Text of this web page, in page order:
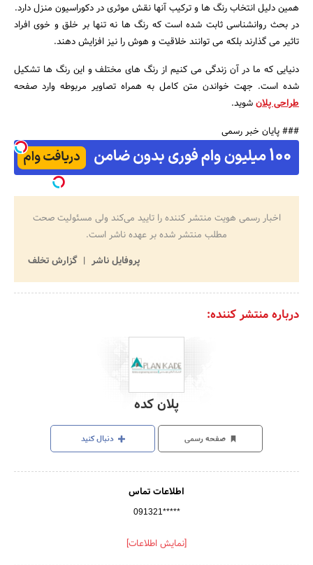
همین دلیل انتخاب رنگ ها و ترکیب آنها نقش موثری در دکوراسیون منزل دارد.
در بحث روانشناسی ثابت شده است که رنگ ها نه تنها بر خلق و خوی افراد
تاثیر می گذارند بلکه می توانند خلاقیت و هوش را نیز افزایش دهند.
دنیایی که ما در آن زندگی می کنیم از رنگ های مختلف و این رنگ ها تشکیل
شده است. جهت خواندن متن کامل به همراه تصاویر مربوطه وارد صفحه
طراحی پلانشوید.
### پایان خبر رسمی
اخبار رسمی هویت منتشر کننده را تایید می‌کند ولی مسئولیت صحت
مطلب منتشر شده بر عهده ناشر است.
پروفایل ناشر
گزارش تخلف
درباره منتشر کننده:
پلان کده
صفحه رسمی دنبال کنید
اطلاعات تماس
091321*****
[نمایش اطلاعات]